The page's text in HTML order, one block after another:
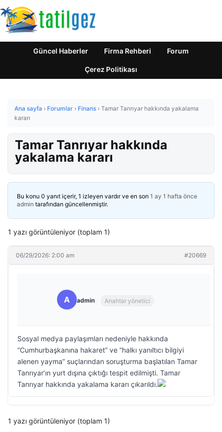
Güncel Haberler Firma Rehberi Forum
Çerez Politikası
Ana sayfa › Forumlar › Finans › Tamar Tanrıyar hakkında yakalama
kararı
Tamar Tanrıyar hakkında
yakalama kararı
Bu konu 0 yanıt içerir, 1 izleyen vardır ve en son 1 ay 1 hafta önce
admin tarafından güncellenmiştir.
1 yazı görüntüleniyor (toplam 1)
06/29/2026: 2:00 am #20669
A admin Anahtar yönetici
Sosyal medya paylaşımları nedeniyle hakkında
“Cumhurbaşkanına hakaret” ve “halkı yanıltıcı bilgiyi
alenen yayma” suçlarından soruşturma başlatılan Tamar
Tanrıyar’ın yurt dışına çıktığı tespit edilmişti. Tamar
Tanrıyar hakkında yakalama kararı çıkarıldı.
1 yazı görüntüleniyor (toplam 1)